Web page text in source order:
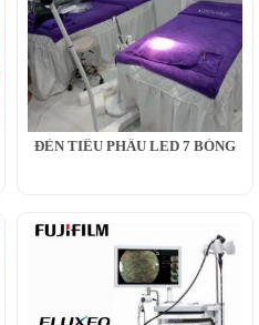
ĐÈN TIỂU PHẪU LED 7 BÓNG